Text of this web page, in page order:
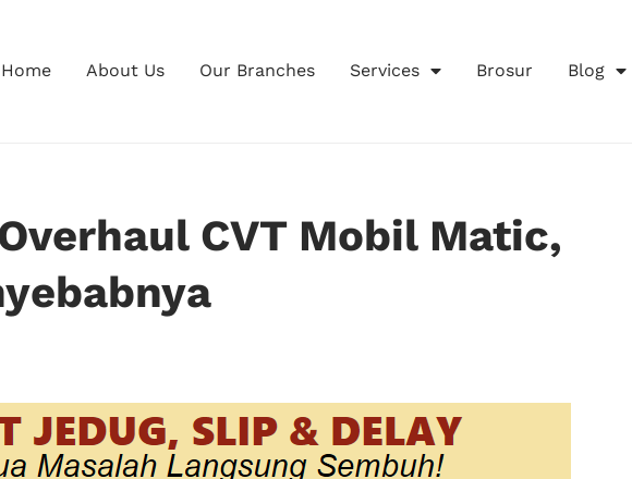
Home About Us Our Branches Services Brosur Blog
CVT Mobil Matic,